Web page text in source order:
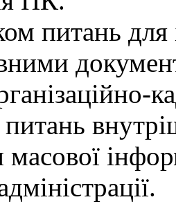
питань
питань
масової